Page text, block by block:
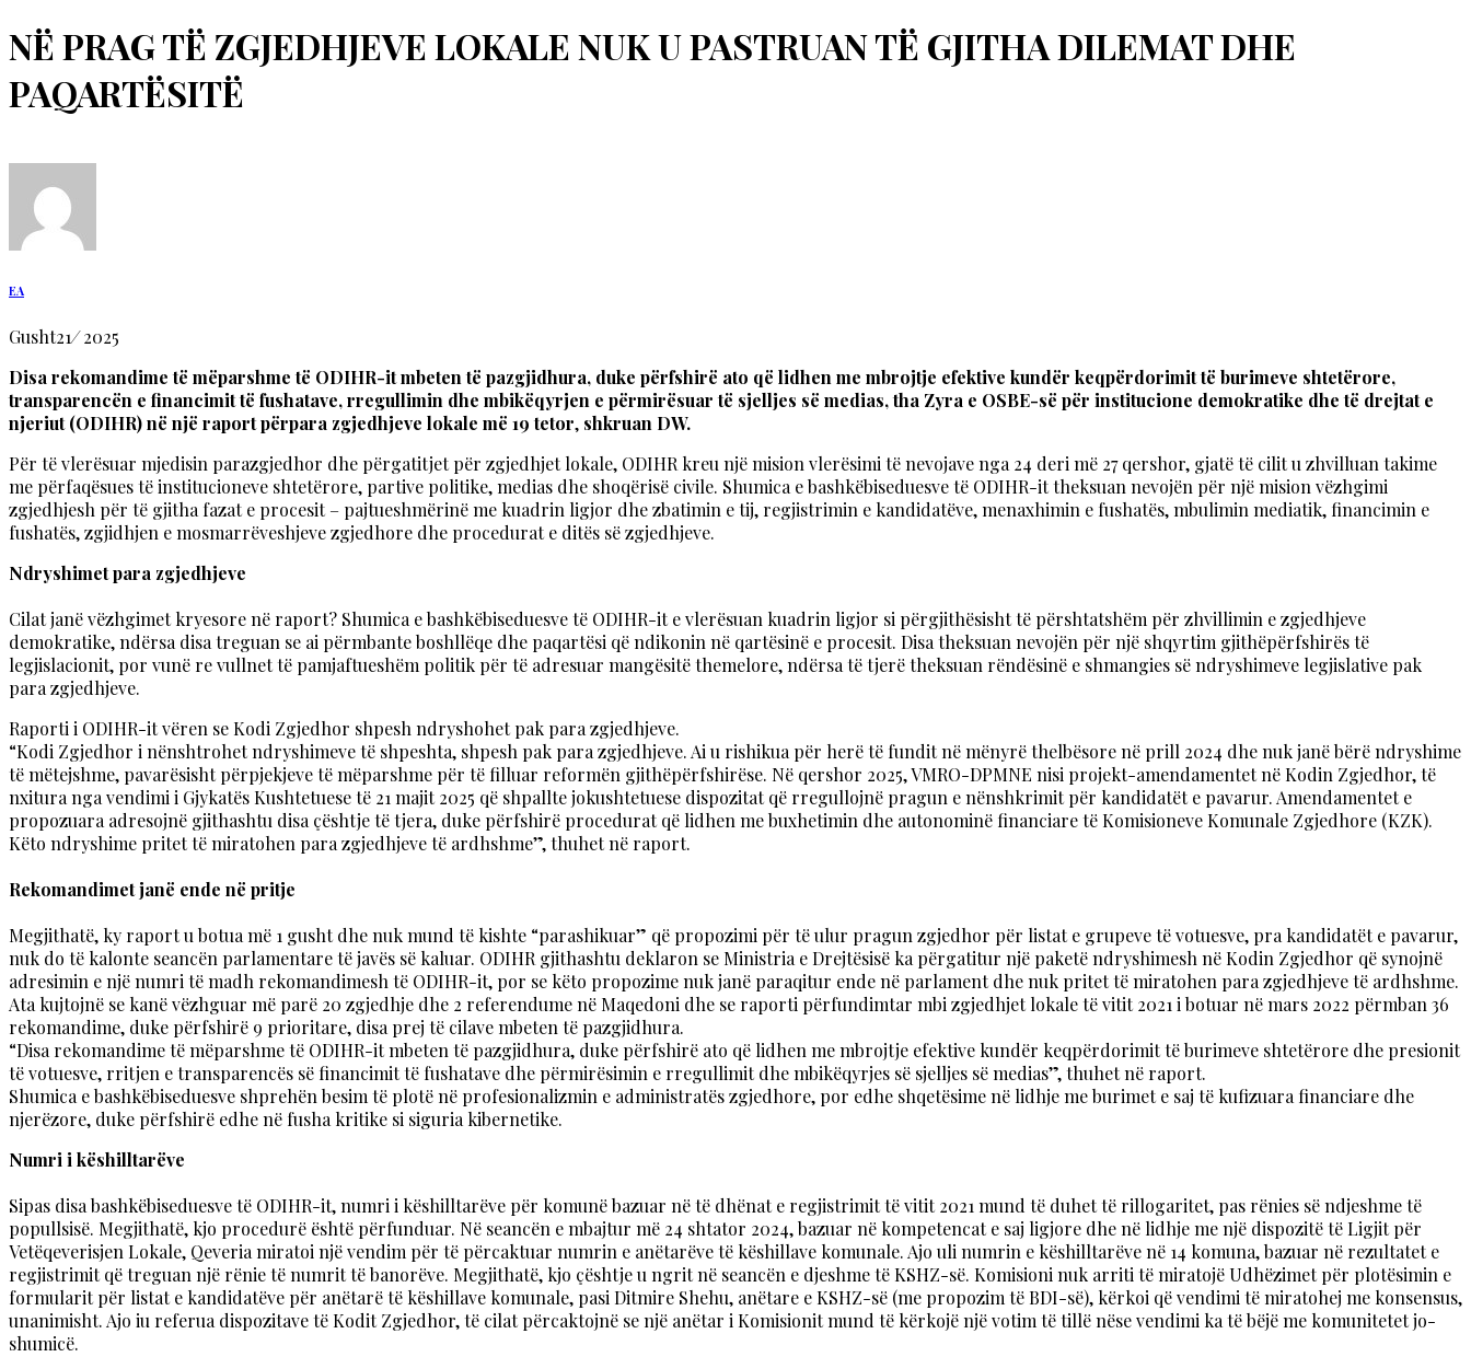
NË PRAG TË ZGJEDHJEVE LOKALE NUK U PASTRUAN TË GJITHA DILEMAT DHE
PAQARTËSITË
EA
Gusht21/2025
Disa rekomandime të mëparshme të ODIHR-it mbeten të pazgjidhura, duke përfshirë ato që lidhen me mbrojtje efektive kundër keqpërdorimit të burimeve shtetërore,
transparencën e financimit të fushatave, rregullimin dhe mbikëqyrjen e përmirësuar të sjelljes së medias, tha Zyra e OSBE-së për institucione demokratike dhe të drejtat e
njeriut (ODIHR) në një raport përpara zgjedhjeve lokale më 19 tetor, shkruan DW.
Për të vlerësuar mjedisin parazgjedhor dhe përgatitjet për zgjedhjet lokale, ODIHR kreu një mision vlerësimi të nevojave nga 24 deri më 27 qershor, gjatë të cilit u zhvilluan takime
me përfaqësues të institucioneve shtetërore, partive politike, medias dhe shoqërisë civile. Shumica e bashkëbiseduesve të ODIHR-it theksuan nevojën për një mision vëzhgimi
zgjedhjesh për të gjitha fazat e procesit – pajtueshmërinë me kuadrin ligjor dhe zbatimin e tij, regjistrimin e kandidatëve, menaxhimin e fushatës, mbulimin mediatik, financimin e
fushatës, zgjidhjen e mosmarrëveshjeve zgjedhore dhe procedurat e ditës së zgjedhjeve.
Ndryshimet para zgjedhjeve
Cilat janë vëzhgimet kryesore në raport? Shumica e bashkëbiseduesve të ODIHR-it e vlerësuan kuadrin ligjor si përgjithësisht të përshtatshëm për zhvillimin e zgjedhjeve
demokratike, ndërsa disa treguan se ai përmbante boshllëqe dhe paqartësi që ndikonin në qartësinë e procesit. Disa theksuan nevojën për një shqyrtim gjithëpërfshirës të
legjislacionit, por vunë re vullnet të pamjaftueshëm politik për të adresuar mangësitë themelore, ndërsa të tjerë theksuan rëndësinë e shmangies së ndryshimeve legjislative pak
para zgjedhjeve.
Raporti i ODIHR-it vëren se Kodi Zgjedhor shpesh ndryshohet pak para zgjedhjeve.
“Kodi Zgjedhor i nënshtrohet ndryshimeve të shpeshta, shpesh pak para zgjedhjeve. Ai u rishikua për herë të fundit në mënyrë thelbësore në prill 2024 dhe nuk janë bërë ndryshime
të mëtejshme, pavarësisht përpjekjeve të mëparshme për të filluar reformën gjithëpërfshirëse. Në qershor 2025, VMRO-DPMNE nisi projekt-amendamentet në Kodin Zgjedhor, të
nxitura nga vendimi i Gjykatës Kushtetuese të 21 majit 2025 që shpallte jokushtetuese dispozitat që rregullojnë pragun e nënshkrimit për kandidatët e pavarur. Amendamentet e
propozuara adresojnë gjithashtu disa çështje të tjera, duke përfshirë procedurat që lidhen me buxhetimin dhe autonominë financiare të Komisioneve Komunale Zgjedhore (KZK).
Këto ndryshime pritet të miratohen para zgjedhjeve të ardhshme”, thuhet në raport.
Rekomandimet janë ende në pritje
Megjithatë, ky raport u botua më 1 gusht dhe nuk mund të kishte “parashikuar” që propozimi për të ulur pragun zgjedhor për listat e grupeve të votuesve, pra kandidatët e pavarur,
nuk do të kalonte seancën parlamentare të javës së kaluar. ODIHR gjithashtu deklaron se Ministria e Drejtësisë ka përgatitur një paketë ndryshimesh në Kodin Zgjedhor që synojnë
adresimin e një numri të madh rekomandimesh të ODIHR-it, por se këto propozime nuk janë paraqitur ende në parlament dhe nuk pritet të miratohen para zgjedhjeve të ardhshme.
Ata kujtojnë se kanë vëzhguar më parë 20 zgjedhje dhe 2 referendume në Maqedoni dhe se raporti përfundimtar mbi zgjedhjet lokale të vitit 2021 i botuar në mars 2022 përmban 36
rekomandime, duke përfshirë 9 prioritare, disa prej të cilave mbeten të pazgjidhura.
“Disa rekomandime të mëparshme të ODIHR-it mbeten të pazgjidhura, duke përfshirë ato që lidhen me mbrojtje efektive kundër keqpërdorimit të burimeve shtetërore dhe presionit
të votuesve, rritjen e transparencës së financimit të fushatave dhe përmirësimin e rregullimit dhe mbikëqyrjes së sjelljes së medias”, thuhet në raport.
Shumica e bashkëbiseduesve shprehën besim të plotë në profesionalizmin e administratës zgjedhore, por edhe shqetësime në lidhje me burimet e saj të kufizuara financiare dhe
njerëzore, duke përfshirë edhe në fusha kritike si siguria kibernetike.
Numri i këshilltarëve
Sipas disa bashkëbiseduesve të ODIHR-it, numri i këshilltarëve për komunë bazuar në të dhënat e regjistrimit të vitit 2021 mund të duhet të rillogaritet, pas rënies së ndjeshme të
popullsisë. Megjithatë, kjo procedurë është përfunduar. Në seancën e mbajtur më 24 shtator 2024, bazuar në kompetencat e saj ligjore dhe në lidhje me një dispozitë të Ligjit për
Vetëqeverisjen Lokale, Qeveria miratoi një vendim për të përcaktuar numrin e anëtarëve të këshillave komunale. Ajo uli numrin e këshilltarëve në 14 komuna, bazuar në rezultatet e
regjistrimit që treguan një rënie të numrit të banorëve. Megjithatë, kjo çështje u ngrit në seancën e djeshme të KSHZ-së. Komisioni nuk arriti të miratojë Udhëzimet për plotësimin e
formularit për listat e kandidatëve për anëtarë të këshillave komunale, pasi Ditmire Shehu, anëtare e KSHZ-së (me propozim të BDI-së), kërkoi që vendimi të miratohej me konsensus,
unanimisht. Ajo iu referua dispozitave të Kodit Zgjedhor, të cilat përcaktojnë se një anëtar i Komisionit mund të kërkojë një votim të tillë nëse vendimi ka të bëjë me komunitetet jo-
shumicë.